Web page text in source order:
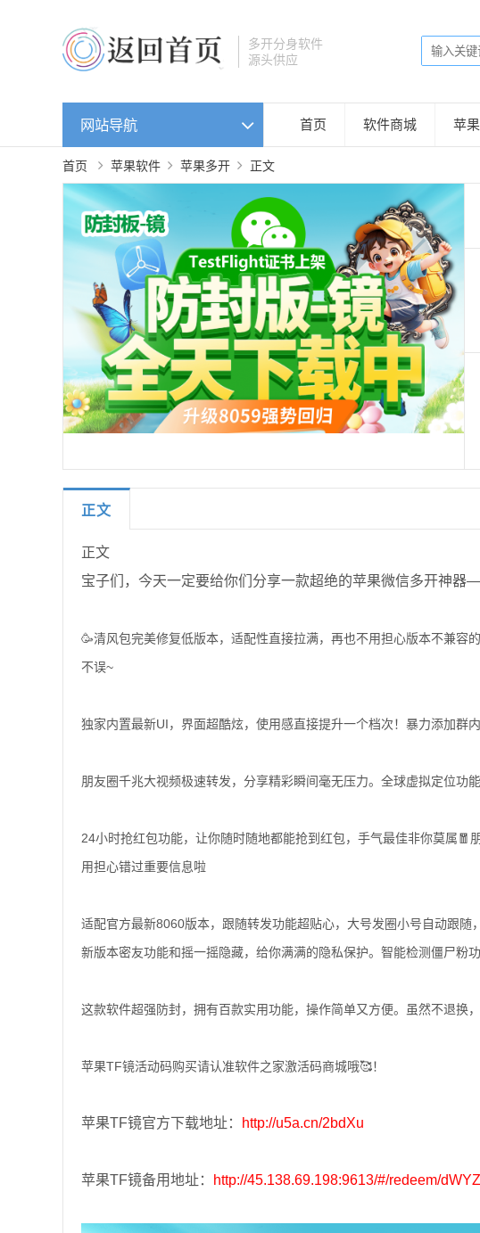
多开分身软件
源头供应
网站导航 首页 软件商城 苹
首页 苹果软件 苹果多开 正文
正文
正文
宝子们，今天一定要给你们分享一款超绝的苹果微信多开神器
🥳清风包完美修复低版本，适配性直接拉满，再也不用担心版本不兼容
不误~
独家内置最新UI，界面超酷炫，使用感直接提升一个档次！暴力添加群
朋友圈千兆大视频极速转发，分享精彩瞬间毫无压力。全球虚拟定位功
24小时抢红包功能，让你随时随地都能抢到红包，手气最佳非你莫属
用担心错过重要信息啦
适配官方最新8060版本，跟随转发功能超贴心，大号发圈小号自动跟
新版本密友功能和摇一摇隐藏，给你满满的隐私保护。智能检测僵尸粉
这款软件超强防封，拥有百款实用功能，操作简单又方便。虽然不退换
苹果TF镜活动码购买请认准软件之家激活码商城哦🥰！
苹果TF镜官方下载地址： http://u5a.cn/2bdXu
苹果TF镜备用地址： http://45.138.69.198:9613/#/redeem/